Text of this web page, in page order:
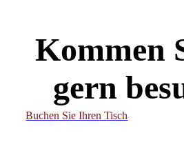
Kommen
gern
Buchen Sie Ihren Tisch